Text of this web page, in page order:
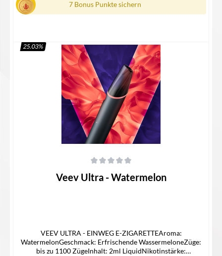
7 Bonus Punkte sichern
In den Warenkorb
25.03%
Veev Ultra - Watermelon
VEEV ULTRA - EINWEG E-ZIGARETTEAroma:
WatermelonGeschmack: Erfrischende WassermeloneZüge:
bis zu 1100 ZügeInhalt: 2ml LiquidNikotinstärke: